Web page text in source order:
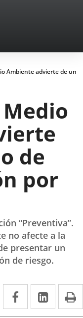
Ambiente advierte de un
de
por
“Preventiva”.
no afecte a la
presentar un
de riesgo.
Facebook
Enlace
a
Enlace
a